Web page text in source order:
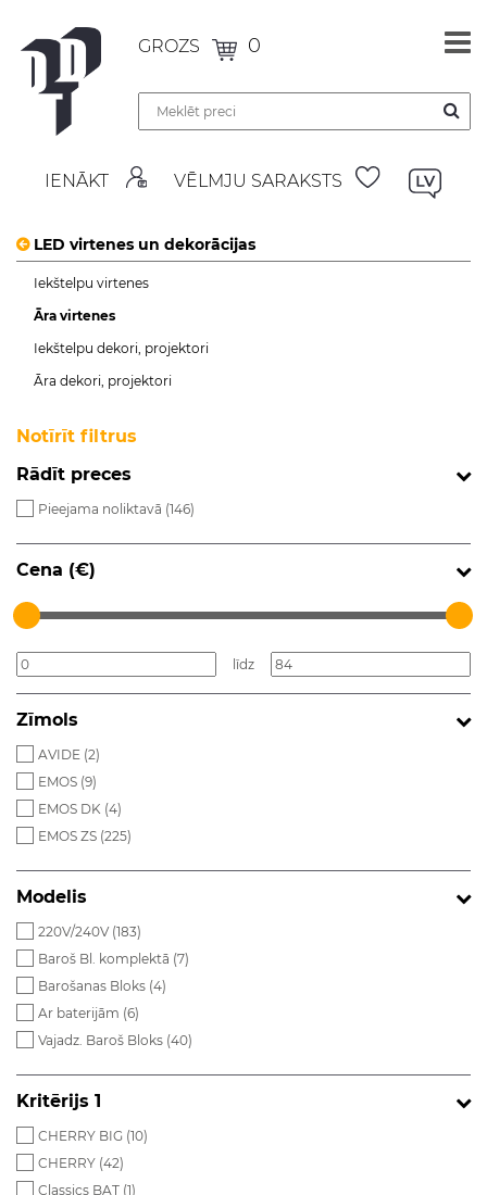
GROZS 0
IENĀKT VĒLMJU SARAKSTS
LED virtenes un dekorācijas
Iekštelpu virtenes
Āra virtenes
Iekštelpu dekori, projektori
Āra dekori, projektori
Notīrīt filtrus
Rādīt preces
Pieejama noliktavā (146)
Cena (€)
līdz
Zīmols
AVIDE (2)
EMOS (9)
EMOS DK (4)
EMOS ZS (225)
Modelis
220V/240V (183)
Baroš Bl. komplektā (7)
Barošanas Bloks (4)
Ar baterijām (6)
Vajadz. Baroš Bloks (40)
Kritērijs 1
CHERRY BIG (10)
CHERRY (42)
Classics BAT (1)